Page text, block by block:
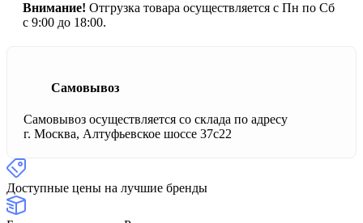
Внимание! Отгрузка товара осуществляется с Пн по Сб
с 9:00 до 18:00.
Самовывоз
Самовывоз осуществляется со склада по адресу
г. Москва, Алтуфьевское шоссе 37с22
Доступные цены на лучшие бренды